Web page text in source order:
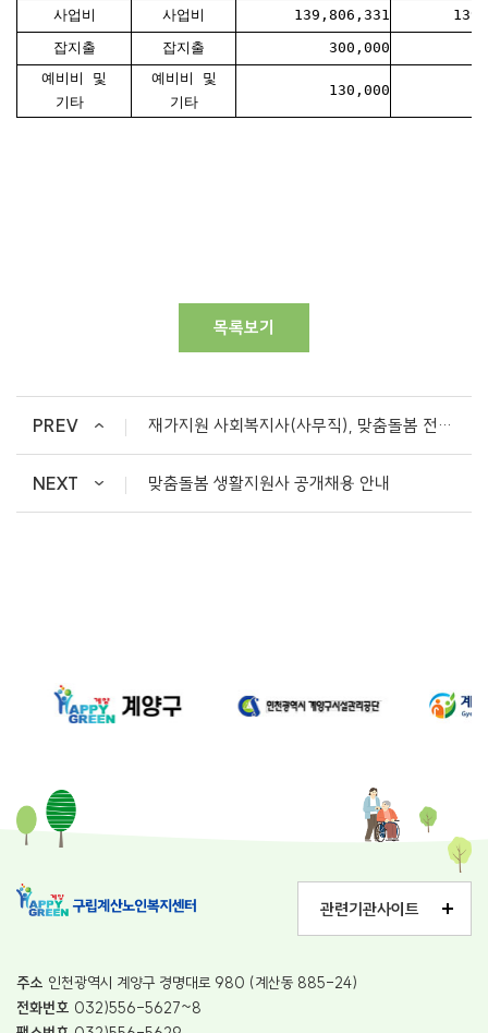
사업비
사업비 139,806,331
잡지출
잡지출
300,000
예비비 및
기타
예비비 및
기타
130,000
목록보기
PREV 재가지원 사회복지사(사무직), 맞춤돌봄 전담 사회복지사 채용공고
NEXT 맞춤돌봄 생활지원사 공개채용 안내
주소 인천광역시 계양구 경명대로 980 (계산동 885-24)
전화번호 032)556-5627~8
관련기관사이트